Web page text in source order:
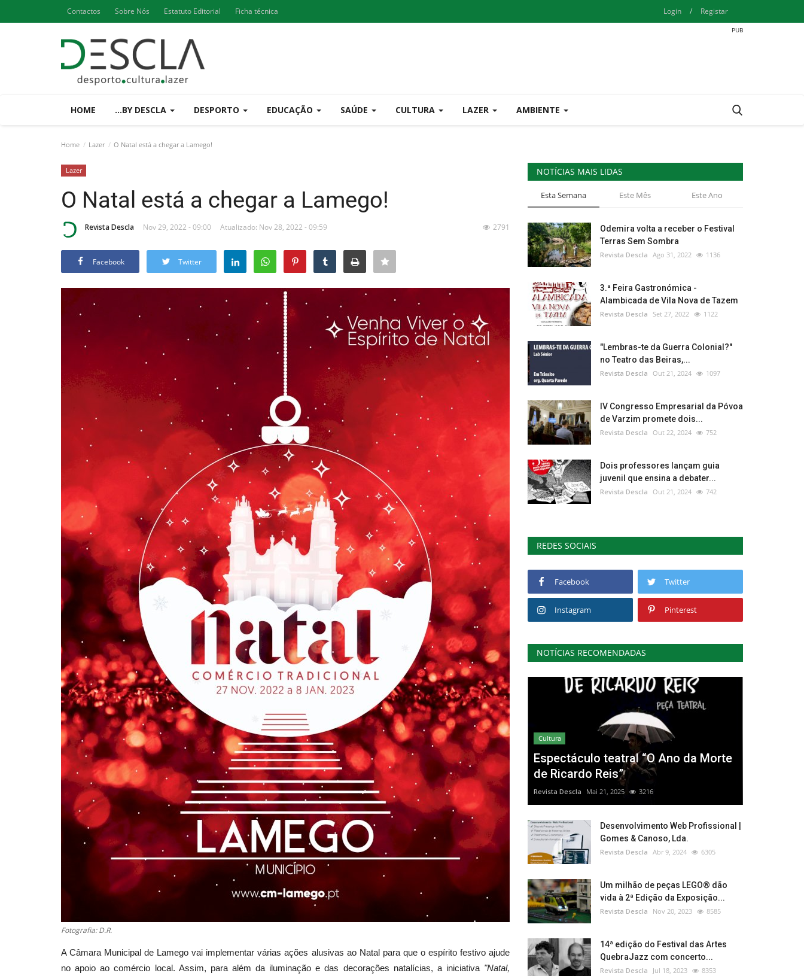
Contactos Sobre Nós Estatuto Editorial Ficha técnica Login / Registar
HOME ...BY DESCLA DESPORTO EDUCAÇÃO SAÚDE CULTURA LAZER AMBIENTE
Home Lazer O Natal está a chegar a Lamego!
Lazer
O Natal está a chegar a Lamego!
Revista Descla Nov 29, 2022 - 09:00 Atualizado: Nov 28, 2022 - 09:59 2791
Facebook Twitter
Fotografia: D.R.
A Câmara Municipal de Lamego vai implementar várias ações alusivas ao Natal para que o espírito festivo ajude
no apoio ao comércio local. Assim, para além da iluminação e das decorações natalícias, a iniciativa "Natal,
NOTÍCIAS MAIS LIDAS
Esta Semana Este Mês Este Ano
Odemira volta a receber o Festival
Terras Sem Sombra
Revista Descla Ago 31, 2022 1136
3.ª Feira Gastronómica -
Alambicada de Vila Nova de Tazem
Revista Descla Set 27, 2022 1122
"Lembras-te da Guerra Colonial?"
no Teatro das Beiras,...
Revista Descla Out 21, 2024 1097
IV Congresso Empresarial da Póvoa
de Varzim promete dois...
Revista Descla Out 22, 2024 752
Dois professores lançam guia
juvenil que ensina a debater...
Revista Descla Out 21, 2024 742
REDES SOCIAIS
Facebook Twitter
Instagram Pinterest
NOTÍCIAS RECOMENDADAS
Cultura
Espectáculo teatral “O Ano da Morte
de Ricardo Reis”
Revista Descla Mai 21, 2025 3216
Desenvolvimento Web Profissional |
Gomes & Canoso, Lda.
Revista Descla Abr 9, 2024 6305
Um milhão de peças LEGO® dão
vida à 2ª Edição da Exposição...
Revista Descla Nov 20, 2023 8585
14ª edição do Festival das Artes
QuebraJazz com concerto...
Revista Descla Jul 18, 2023 8353